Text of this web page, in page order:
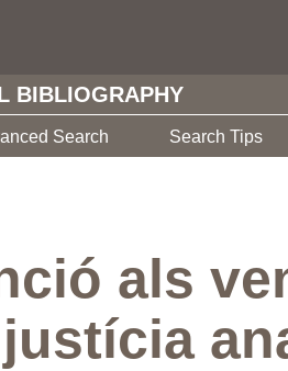
BIBLIOGRAPHY
Search Search Tips
als